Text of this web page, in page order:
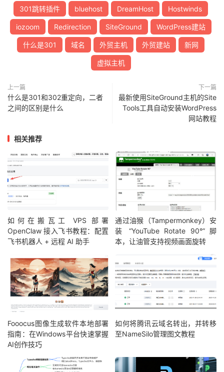
301跳转插件 bluehost DreamHost Hostwinds
iozoom Redirection SiteGround WordPress建站
什么是301 域名 外贸主机 外贸建站 新网
虚拟主机
上一篇
什么是301和302重定向，二者
之间的区别是什么
下一篇
最新使用SiteGround主机的Site
Tools工具自动安装WordPress
网站教程
相关推荐
如何在搬瓦工 VPS 部署
OpenClaw 接入飞书教程：配置
飞书机器人 + 远程 AI 助手
通过油猴（Tampermonkey）安
装 “YouTube Rotate 90°” 脚
本，让油管支持视频画面旋转
Fooocus图像生成软件本地部署
指南：在Windows平台快速掌握
AI创作技巧
如何将腾讯云域名转出，并转移
至NameSilo管理图文教程